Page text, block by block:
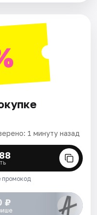
1 минуту назад
промокод
₽